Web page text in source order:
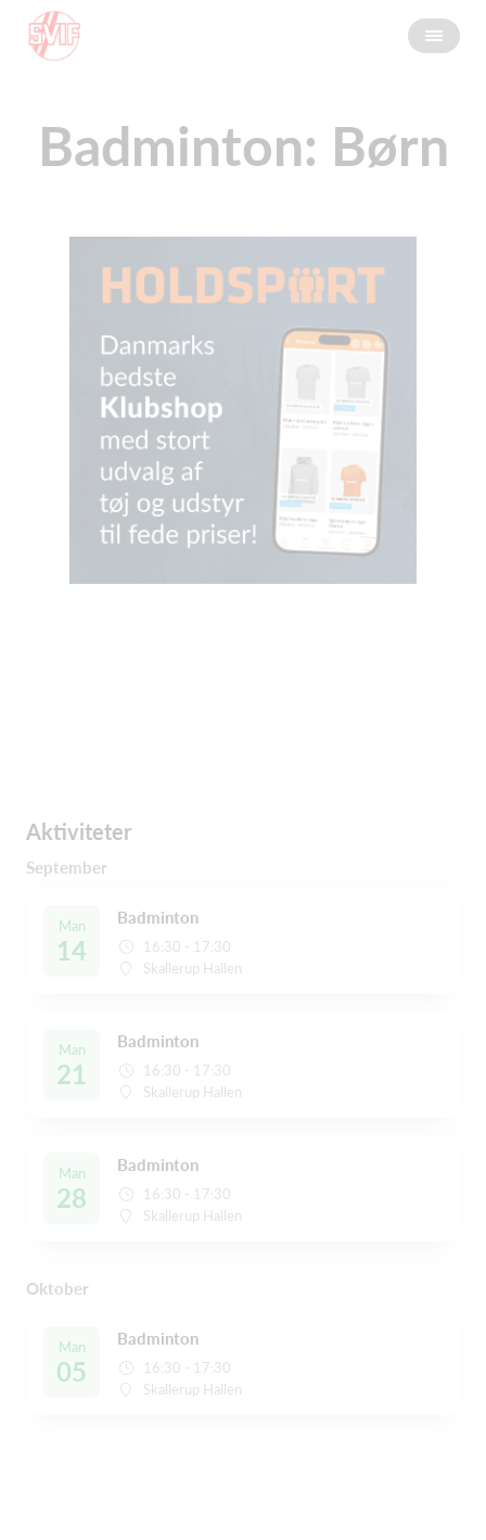
Badminton: Børn
Aktiviteter
September
Man
14
Badminton
16:30 - 17:30
Skallerup Hallen
Man
21
Badminton
16:30 - 17:30
Skallerup Hallen
Man
28
Badminton
16:30 - 17:30
Skallerup Hallen
Oktober
Man
05
Badminton
16:30 - 17:30
Skallerup Hallen